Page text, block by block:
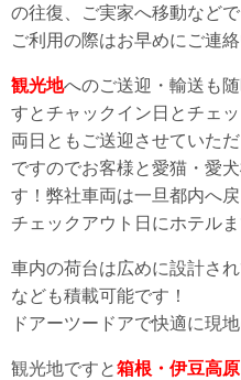
の往復、ご実家へ移動などで
ご利用の際はお早めにご連
観光地へのご送迎・輸送も
すとチャックイン日とチェ
両日ともご送迎させていただ
ですのでお客様と愛猫・愛
す！弊社車両は一旦都内へ
チェックアウト日にホテル
車内の荷台は広めに設計さ
なども積載可能です！
ドアーツードアで快適に現
観光地ですと箱根・伊豆高